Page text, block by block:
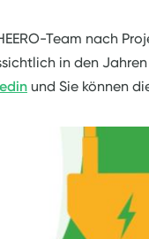
Team nach
in den
und Sie können